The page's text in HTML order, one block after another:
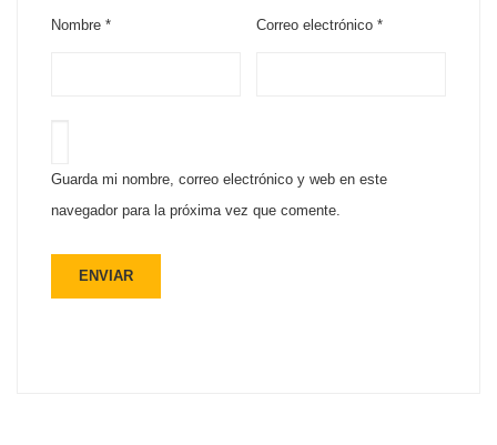
Nombre * Correo electrónico*
Guarda mi nombre, correo electrónico y web en este
navegador para la próxima vez que comente.